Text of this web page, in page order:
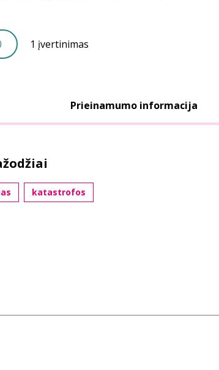
1 įvertinimas
Prieinamumo informacija
katastrofos